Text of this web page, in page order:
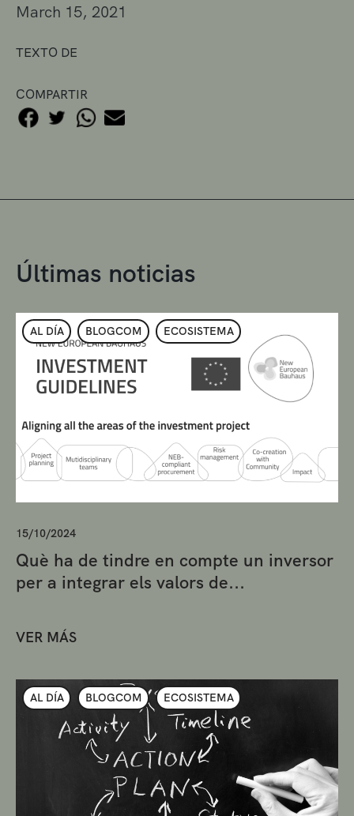
March 15, 2021
TEXTO DE
COMPARTIR
Últimas noticias
AL DÍA BLOGCOM ECOSISTEMA
15/10/2024
Què ha de tindre en compte un inversor
per a integrar els valors de...
VER MÁS
AL DÍA BLOGCOM ECOSISTEMA